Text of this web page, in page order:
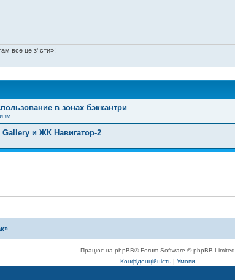
все це з'їсти»!
в зонах бэккантри
и ЖК Навигатор-2
Працює на phpBB® Forum Software © phpBB Limited
Конфіденційність | Умови